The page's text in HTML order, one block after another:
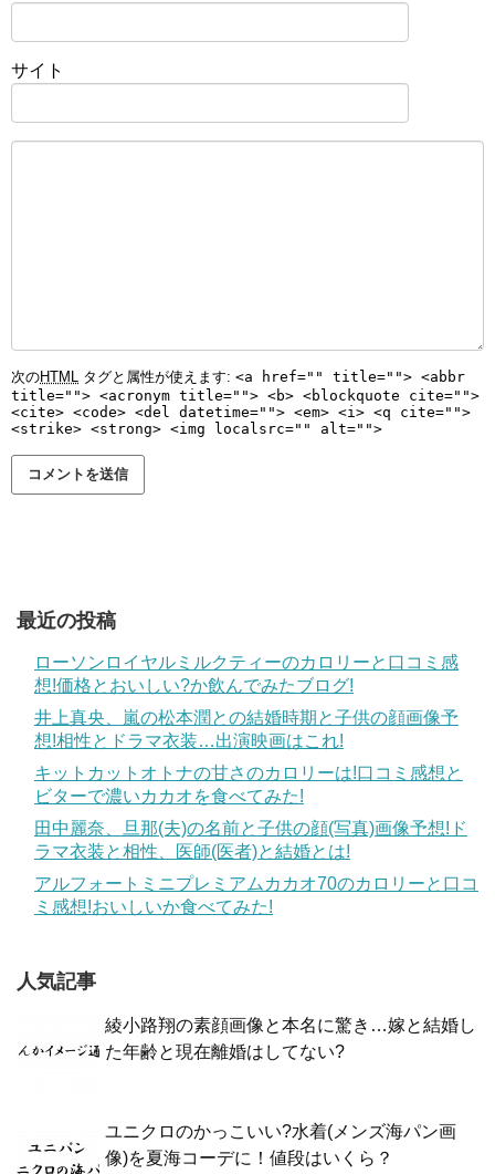
サイト
次のHTML タグと属性が使えます: <a href="" title=""> <abbr
title=""> <acronym title=""> <b> <blockquote cite="">
<cite> <code> <del datetime=""> <em> <i> <q cite="">
<strike> <strong> <img localsrc="" alt="">
最近の投稿
ローソンロイヤルミルクティーのカロリーと口コミ感
想!価格とおいしい?か飲んでみたブログ!
井上真央、嵐の松本潤との結婚時期と子供の顔画像予
想!相性とドラマ衣装…出演映画はこれ!
キットカットオトナの甘さのカロリーは!口コミ感想と
ビターで濃いカカオを食べてみた!
田中麗奈、旦那(夫)の名前と子供の顔(写真)画像予想!ド
ラマ衣装と相性、医師(医者)と結婚とは!
アルフォートミニプレミアムカカオ70のカロリーと口コ
ミ感想!おいしいか食べてみた!
人気記事
綾小路翔の素顔画像と本名に驚き…嫁と結婚し
た年齢と現在離婚はしてない?
ユニクロのかっこいい?水着(メンズ海パン画
像)を夏海コーデに！値段はいくら？